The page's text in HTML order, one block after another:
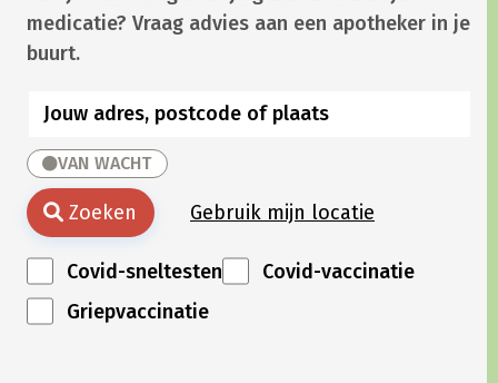
medicatie? Vraag advies aan een apotheker in je
buurt.
VAN WACHT
Zoeken Gebruik mijn locatie
Covid-sneltesten
Covid-vaccinatie
Griepvaccinatie